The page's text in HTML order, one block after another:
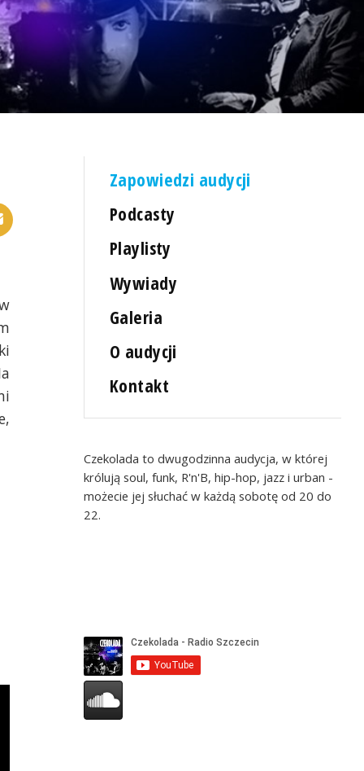
Zapowiedzi audycji
Podcasty
Playlisty
Wywiady
Galeria
O audycji
Kontakt
Czekolada to dwugodzinna audycja, w której
królują soul, funk, R'n'B, hip-hop, jazz i urban -
możecie jej słuchać w każdą sobotę od 20 do
22.